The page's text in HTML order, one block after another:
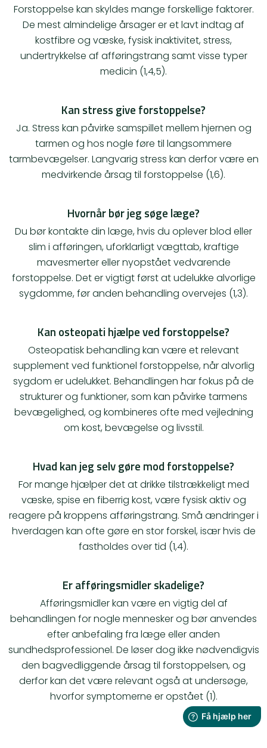
Forstoppelse kan skyldes mange forskellige faktorer.
De mest almindelige årsager er et lavt indtag af
kostfibre og væske, fysisk inaktivitet, stress,
undertrykkelse af afføringstrang samt visse typer
medicin (1,4,5).
Kan stress give forstoppelse?
Ja. Stress kan påvirke samspillet mellem hjernen og
tarmen og hos nogle føre til langsommere
tarmbevægelser. Langvarig stress kan derfor være en
medvirkende årsag til forstoppelse (1,6).
Hvornår bør jeg søge læge?
Du bør kontakte din læge, hvis du oplever blod eller
slim i afføringen, uforklarligt vægttab, kraftige
mavesmerter eller nyopstået vedvarende
forstoppelse. Det er vigtigt først at udelukke alvorlige
sygdomme, før anden behandling overvejes (1,3).
Kan osteopati hjælpe ved forstoppelse?
Osteopatisk behandling kan være et relevant
supplement ved funktionel forstoppelse, når alvorlig
sygdom er udelukket. Behandlingen har fokus på de
strukturer og funktioner, som kan påvirke tarmens
bevægelighed, og kombineres ofte med vejledning
om kost, bevægelse og livsstil.
Hvad kan jeg selv gøre mod forstoppelse?
For mange hjælper det at drikke tilstrækkeligt med
væske, spise en fiberrig kost, være fysisk aktiv og
reagere på kroppens afføringstrang. Små ændringer i
hverdagen kan ofte gøre en stor forskel, især hvis de
fastholdes over tid (1,4).
Er afføringsmidler skadelige?
Afføringsmidler kan være en vigtig del af
behandlingen for nogle mennesker og bør anvendes
efter anbefaling fra læge eller anden
sundhedsprofessionel. De løser dog ikke nødvendigvis
den bagvedliggende årsag til forstoppelsen, og
derfor kan det være relevant også at undersøge,
hvorfor symptomerne er opstået (1).